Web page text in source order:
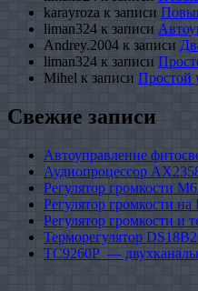
karayroza к записи
liman324 к записи
Andrey.2004 к записи
liman324 к записи
Mihel к записи Простой
Свежие записи
Автоуправление
Аудиопроцессор
Регулятор громкости
Регулятор громкости
Регулятор громкости
Терморегулятор
TC9260P —